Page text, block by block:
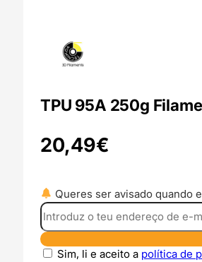
TPU 95A 250g
20,49€
Queres ser avisado quando
Sim, li e aceito a política de